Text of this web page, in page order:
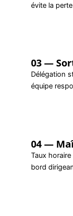
évite la
03 —
Délégation
équipe
04 —
Taux
bord